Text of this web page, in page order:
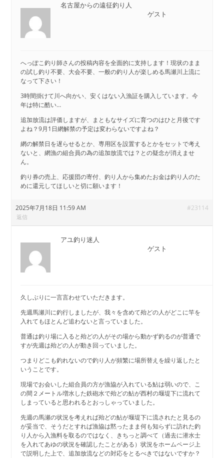
名古屋からの遠征釣り人
ゲスト
へっぽこ釣り師さんの投稿内容を全面的に支持します！現状のまま
の試し釣り不要、大会不要、一般の釣り人が楽しめる馬瀬川上流に
なって下さい！
3時間掛けて川へ向かい、安くはない入漁証を購入しています。今
年は特に酷い…
追加放流は評価しますが、まともなサイズに育つのはひと月後です
よね？9月1日網解禁の予定は変わらないですよね？
網の解禁日を遅らせるとか、専用区を設置するとかをセットで考え
ないと、網漁の組合員の為の追加放流では？との疑念が消えませ
ん。
釣り券の売上、応援団の寄付、釣り人から集めたお金は釣り人のた
めに還元してほしいと切に願います！
2025年7月18日 11:59 AM #23114
返信
アユ釣り迷人
ゲスト
久しぶりに一言言わせていただきます。
先週馬瀬川に釣行しましたが、我々を含めて殆どの人がどこに竿を
入れてもほとんど追わないと言っていました。
普通は釣り場に入ると殆どの人がその場から動かず釣るのが普通で
すが先週は殆どの人が動き回っていました。
つまりどこも釣れないので釣り人が頻繁に場所替えを繰り返したと
いうことです。
現場でお会いした組合員の方が漁協が入れている鮎は弱いので、こ
の間２メートル増水した鉄砲水で殆どの鮎が西村の堰堤下に流れて
しまっていると思われるとおっしゃっていました。
先週の馬瀬の状況を考えれば殆どの鮎が堰堤下に流されたと見るの
が妥当で、そうだとすれば漁協は黙ったまま何も知らずに訪れた釣
り人から入漁料を取るのではなく、きちっと調べて（過去に潜水士
を入れてあゆの状況を確認したことがある）状況をホームページ上
で説明した上で、追加放流などの対応をとるべきではないですか？